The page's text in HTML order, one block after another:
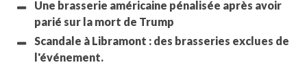
Une brasserie américaine pénalisée après avoir
parié sur la mort de Trump
Scandale à Libramont : des brasseries exclues de
l'événement.